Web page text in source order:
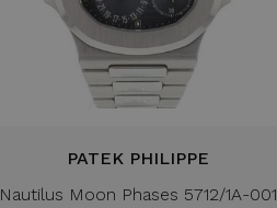
PATEK PHILIPPE
Nautilus Moon Phases 5712/1A-001